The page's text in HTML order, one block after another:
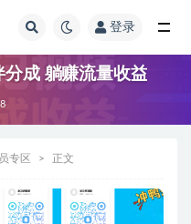
登录
成 躺赚流量收益
专区 正文